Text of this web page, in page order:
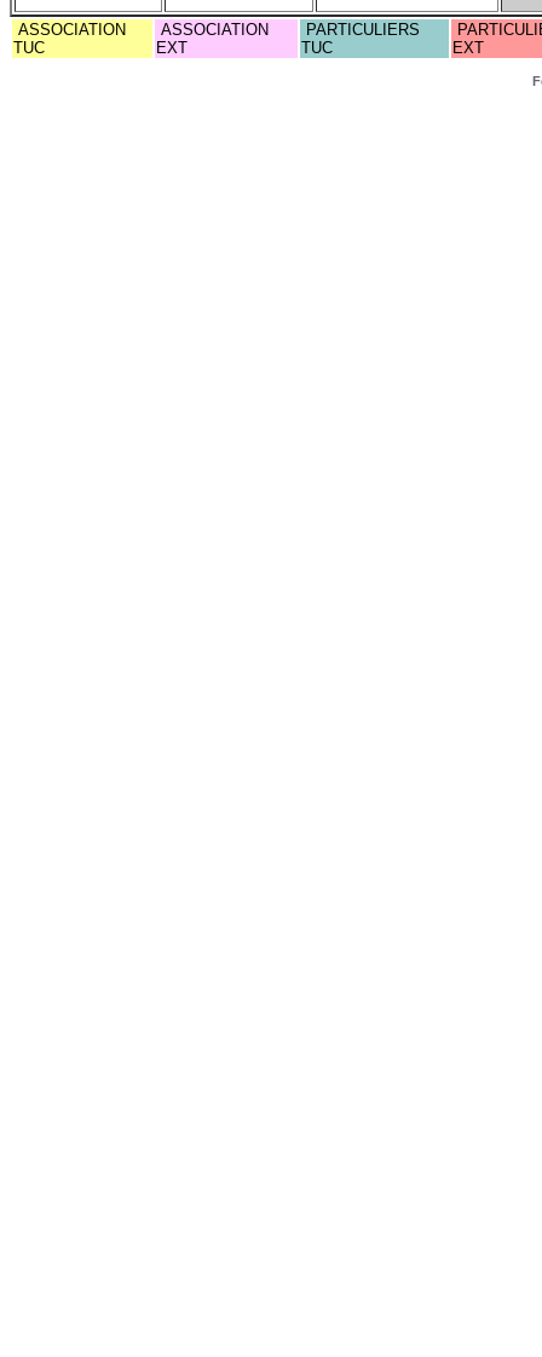
ASSOCIATION
TUC
ASSOCIATION
EXT
PARTICULIERS
TUC
EXT